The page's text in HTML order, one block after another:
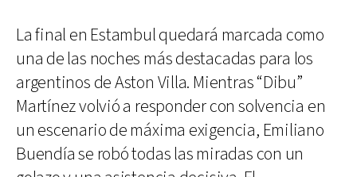
La final en Estambul quedará marcada como
una de las noches más destacadas para los
argentinos de Aston Villa. Mientras “Dibu”
Martínez volvió a responder con solvencia en
un escenario de máxima exigencia, Emiliano
Buendía se robó todas las miradas con un